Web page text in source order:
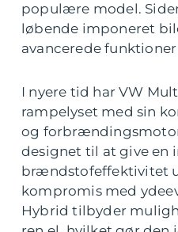
populære model.
løbende imponeret
avancerede
I nyere tid har VW
rampelyset med sin
og
designet til at give en
brændstofeffektivitet
kompromis med
Hybrid tilbyder